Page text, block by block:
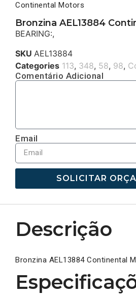
Continental Motors
Bronzina AEL13884
BEARING:,
SKU AEL13884
Categories 113, 348, 58, 98,
Comentário Adicional
Email
SOLICITAR
Descrição
Bronzina AEL13884 Continental